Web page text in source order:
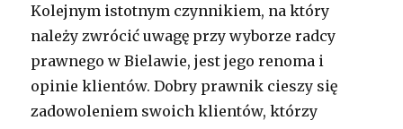
Kolejnym istotnym czynnikiem, na który
należy zwrócić uwagę przy wyborze radcy
prawnego w Bielawie, jest jego renoma i
opinie klientów. Dobry prawnik cieszy się
zadowoleniem swoich klientów, którzy